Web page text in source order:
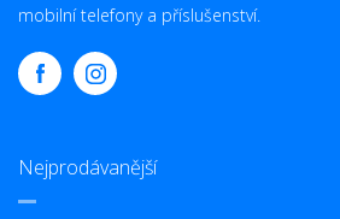
mobilní telefony a příslušenství.
Nejprodávanější